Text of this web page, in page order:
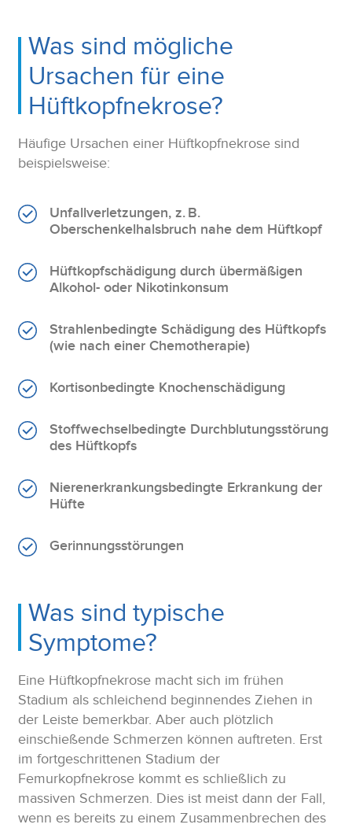
Was sind mögliche
Ursachen für eine
Hüftkopfnekrose?
Häufige Ursachen einer Hüftkopfnekrose sind
beispielsweise:
Unfallverletzungen, z. B.
Oberschenkelhalsbruch nahe dem Hüftkopf
Hüftkopfschädigung durch übermäßigen
Alkohol- oder Nikotinkonsum
Strahlenbedingte Schädigung des Hüftkopfs
(wie nach einer Chemotherapie)
Kortisonbedingte Knochenschädigung
Stoffwechselbedingte Durchblutungsstörung
des Hüftkopfs
Nierenerkrankungsbedingte Erkrankung der
Hüfte
Gerinnungsstörungen
Was sind typische
Symptome?
Eine Hüftkopfnekrose macht sich im frühen
Stadium als schleichend beginnendes Ziehen in
der Leiste bemerkbar. Aber auch plötzlich
einschießende Schmerzen können auftreten. Erst
im fortgeschrittenen Stadium der
Femurkopfnekrose kommt es schließlich zu
massiven Schmerzen. Dies ist meist dann der Fall,
wenn es bereits zu einem Zusammenbrechen des